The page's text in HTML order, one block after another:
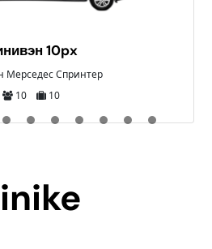
10px
Мерседес Спринтер
10
10